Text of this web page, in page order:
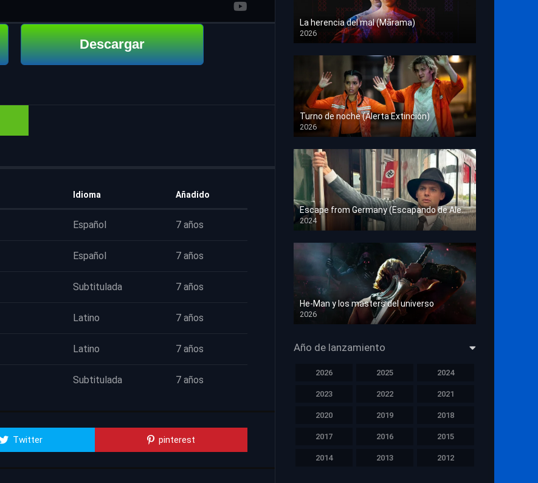
Descargar
Idioma Añadido
Español 7 años
Español 7 años
Subtitulada 7 años
Latino 7 años
Latino 7 años
Subtitulada 7 años
Twitter pinterest
La herencia del mal (Mārama)
2026
HD 1080p
Turno de noche (Alerta Extinción)
2026
HD 1080p
Escape from Germany (Escapando de Alemania)
2024
HD 1080p
He-Man y los masters del universo
2026
HD 1080p
Año de lanzamiento
2026 2025 2024
2023 2022 2021
2020 2019 2018
2017 2016 2015
2014 2013 2012